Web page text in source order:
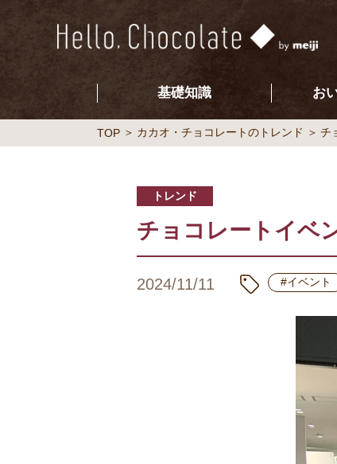
基礎知識 お
TOP カカオ・チョコレートのトレンド チ
トレンド
チョコレートイベ
2024/11/11 #イベント